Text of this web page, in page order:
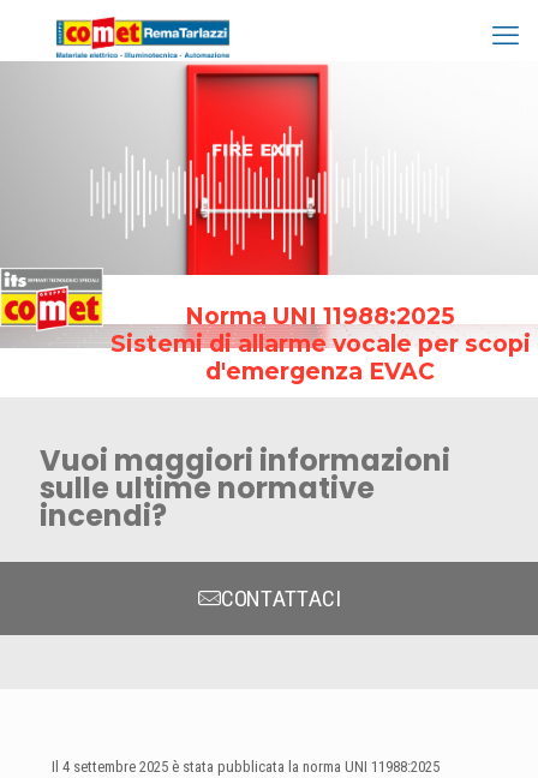
Norma UNI 11988:2025
Sistemi di allarme vocale per scopi
d'emergenza EVAC
Vuoi maggiori informazioni
sulle ultime normative
incendi?
CONTATTACI
Il 4 settembre 2025 è stata pubblicata la norma UNI 11988:2025